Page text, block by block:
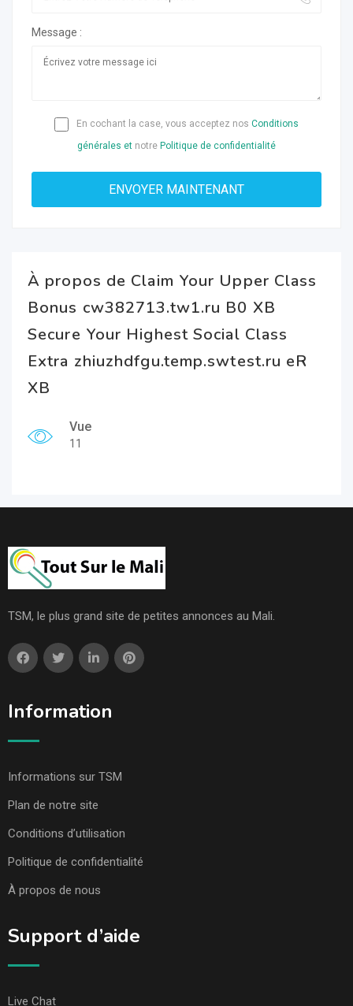
Message :
En cochant la case, vous acceptez nos Conditions
générales et notre Politique de confidentialité
À propos de Claim Your Upper Class
Bonus cw382713.tw1.ru B0 XB
Secure Your Highest Social Class
Extra zhiuzhdfgu.temp.swtest.ru eR
XB
Vue
11
TSM, le plus grand site de petites annonces au Mali.
Information
Informations sur TSM
Plan de notre site
Conditions d’utilisation
Politique de confidentialité
À propos de nous
Support d’aide
Live Chat